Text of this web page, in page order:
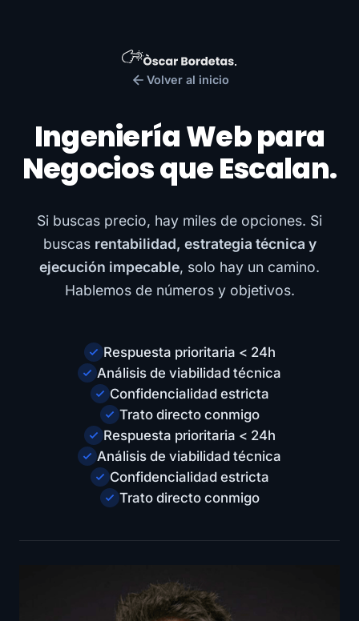
Volver al inicio
Ingeniería Web para
Negocios que Escalan.
Si buscas precio, hay miles de opciones. Si
buscas rentabilidad, estrategia técnica y
ejecución impecable, solo hay un camino.
Hablemos de números y objetivos.
Respuesta prioritaria < 24h
Análisis de viabilidad técnica
Confidencialidad estricta
Trato directo conmigo
Respuesta prioritaria < 24h
Análisis de viabilidad técnica
Confidencialidad estricta
Trato directo conmigo